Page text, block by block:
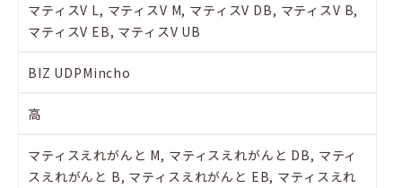
マティスV L, マティスV M, マティスV DB, マティスV B,
マティスV EB, マティスV UB
BIZ UDPMincho
高
マティスえれがんと M, マティスえれがんと DB, マティ
スえれがんと B, マティスえれがんと EB, マティスえれ